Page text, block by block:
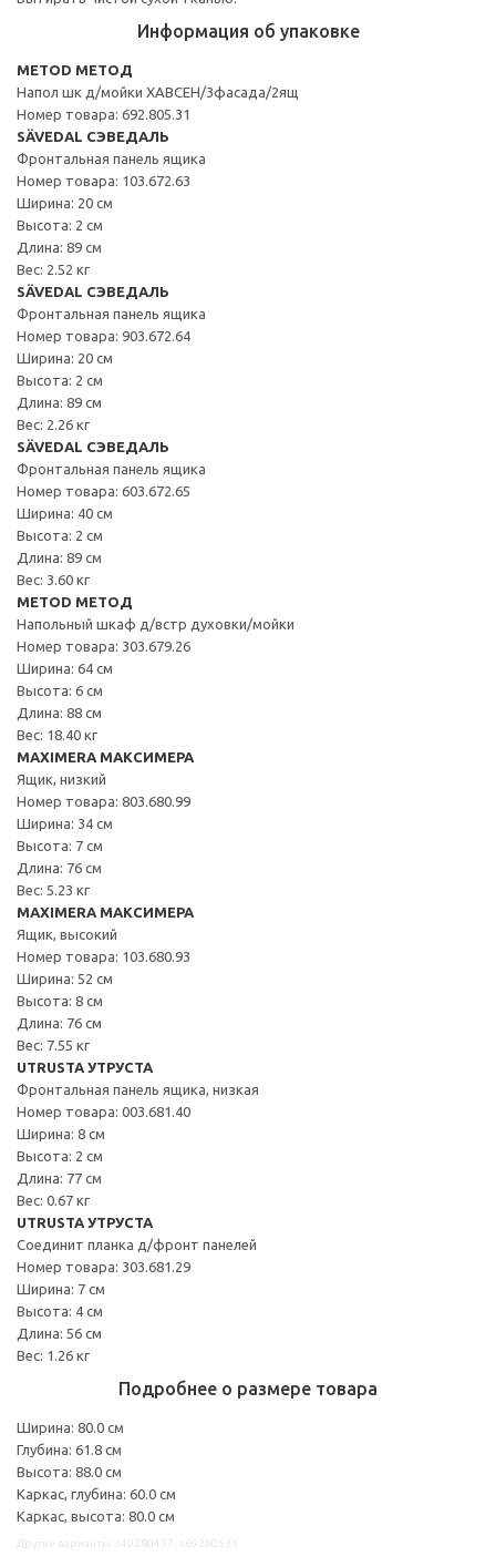
Информация об упаковке
METOD МЕТОД
Напол шк д/мойки ХАВСЕН/3фасада/2ящ
Номер товара: 692.805.31
SÄVEDAL СЭВЕДАЛЬ
Фронтальная панель ящика
Номер товара: 103.672.63
Ширина: 20 см
Высота: 2 см
Длина: 89 см
Вес: 2.52 кг
SÄVEDAL СЭВЕДАЛЬ
Фронтальная панель ящика
Номер товара: 903.672.64
Ширина: 20 см
Высота: 2 см
Длина: 89 см
Вес: 2.26 кг
SÄVEDAL СЭВЕДАЛЬ
Фронтальная панель ящика
Номер товара: 603.672.65
Ширина: 40 см
Высота: 2 см
Длина: 89 см
Вес: 3.60 кг
METOD МЕТОД
Напольный шкаф д/встр духовки/мойки
Номер товара: 303.679.26
Ширина: 64 см
Высота: 6 см
Длина: 88 см
Вес: 18.40 кг
MAXIMERA МАКСИМЕРА
Ящик, низкий
Номер товара: 803.680.99
Ширина: 34 см
Высота: 7 см
Длина: 76 см
Вес: 5.23 кг
MAXIMERA МАКСИМЕРА
Ящик, высокий
Номер товара: 103.680.93
Ширина: 52 см
Высота: 8 см
Длина: 76 см
Вес: 7.55 кг
UTRUSTA УТРУСТА
Фронтальная панель ящика, низкая
Номер товара: 003.681.40
Ширина: 8 см
Высота: 2 см
Длина: 77 см
Вес: 0.67 кг
UTRUSTA УТРУСТА
Соединит планка д/фронт панелей
Номер товара: 303.681.29
Ширина: 7 см
Высота: 4 см
Длина: 56 см
Вес: 1.26 кг
Подробнее о размере товара
Ширина: 80.0 см
Глубина: 61.8 см
Высота: 88.0 см
Каркас, глубина: 60.0 см
Каркас, высота: 80.0 см